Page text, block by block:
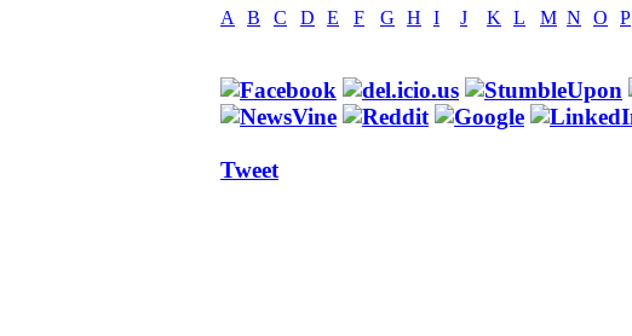
A
B C D E F G H I J K L M N O P
Tweet